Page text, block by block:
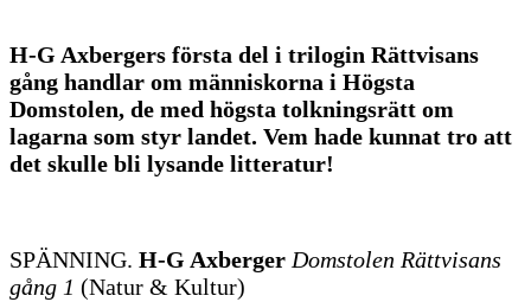
H-G Axbergers första del i trilogin Rättvisans
gång handlar om människorna i Högsta
Domstolen, de med högsta tolkningsrätt om
lagarna som styr landet. Vem hade kunnat tro att
det skulle bli lysande litteratur!
SPÄNNING. H-G Axberger Domstolen Rättvisans
gång 1 (Natur & Kultur)